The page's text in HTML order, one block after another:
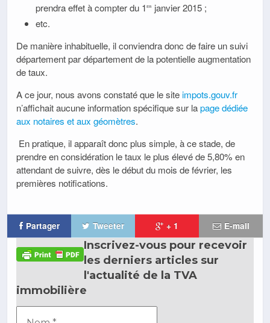
prendra effet à compter du 1er janvier 2015 ;
etc.
De manière inhabituelle, il conviendra donc de faire un suivi
département par département de la potentielle augmentation
de taux.
A ce jour, nous avons constaté que le site impots.gouv.fr
n’affichait aucune information spécifique sur lapage dédiée
aux notaires et aux géomètres.
En pratique, il apparaît donc plus simple, à ce stade, de
prendre en considération le taux le plus élevé de 5,80% en
attendant de suivre, dès le début du mois de février, les
premières notifications.
Partager Tweeter + 1 E-mail
Inscrivez-vous pour recevoir
les derniers articles sur
l'actualité de la TVA
immobilière